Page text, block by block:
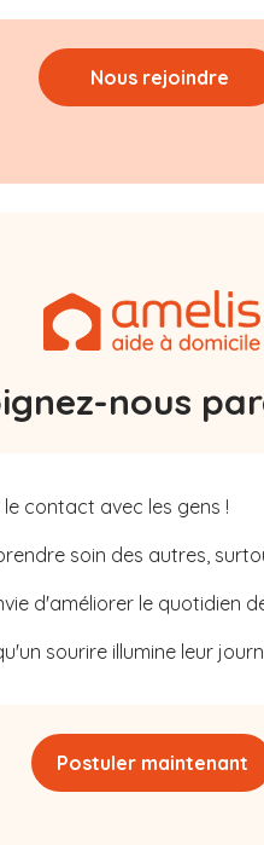
Nous rejoindre
nous
contact avec les gens !
soin des autres,
d'améliorer le quotidien
sourire illumine leur
Postuler maintenant